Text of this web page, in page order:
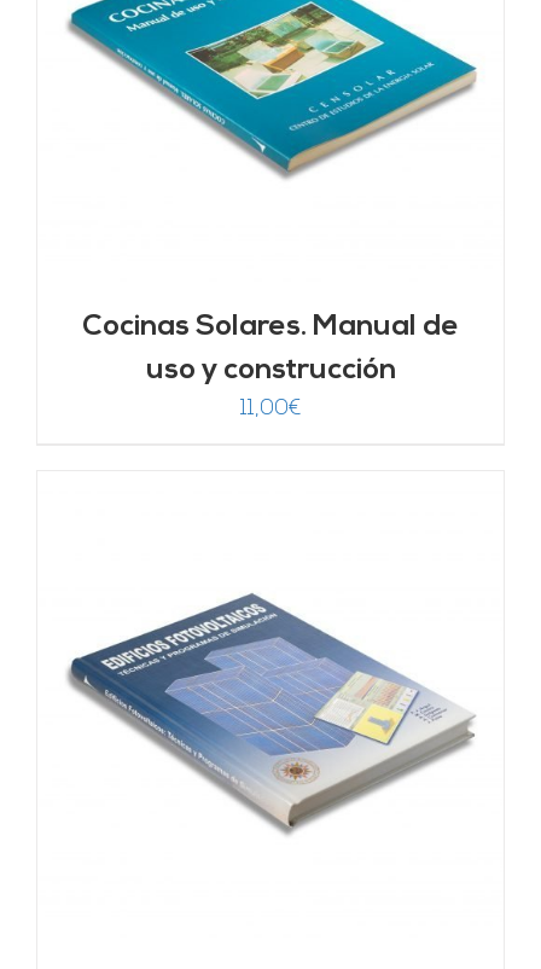
Cocinas Solares. Manual de
uso y construcción
11,00€